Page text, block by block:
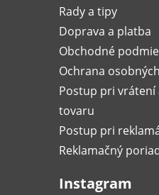
Rady a tipy
Doprava a platba
Obchodné
Ochrana
Postup pri vrátení
tovaru
Postup pri
Reklamačný
Instagram